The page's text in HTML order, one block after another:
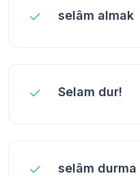
selâm almak
Selam dur!
selâm durma